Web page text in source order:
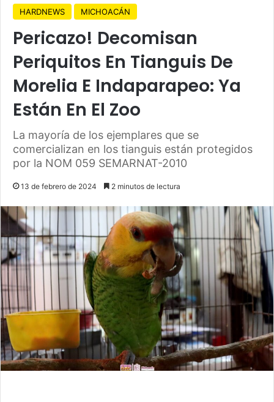
HARDNEWS MICHOACÁN
Pericazo! Decomisan
Periquitos En Tianguis De
Morelia E Indaparapeo: Ya
Están En El Zoo
La mayoría de los ejemplares que se
comercializan en los tianguis están protegidos
por la NOM 059 SEMARNAT-2010
13 de febrero de 2024 2 minutos de lectura